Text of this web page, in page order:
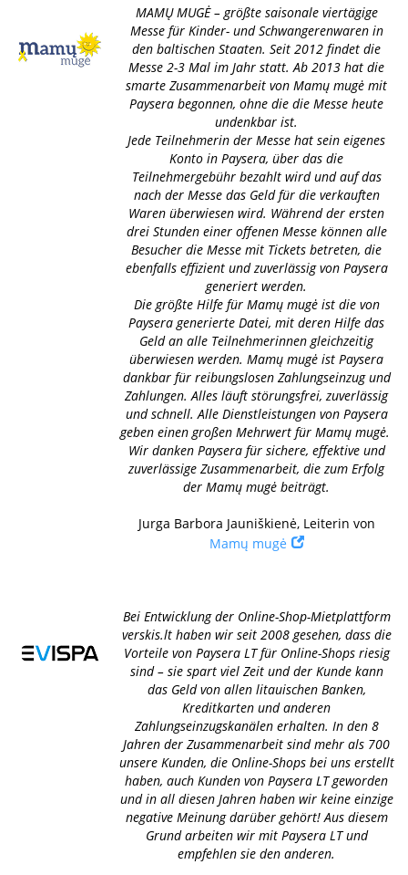
MAMŲ MUGĖ – größte saisonale viertägige
Messe für Kinder- und Schwangerenwaren in
den baltischen Staaten. Seit 2012 findet die
Messe 2-3 Mal im Jahr statt. Ab 2013 hat die
smarte Zusammenarbeit von Mamų mugė mit
Paysera begonnen, ohne die die Messe heute
undenkbar ist.
Jede Teilnehmerin der Messe hat sein eigenes
Konto in Paysera, über das die
Teilnehmergebühr bezahlt wird und auf das
nach der Messe das Geld für die verkauften
Waren überwiesen wird. Während der ersten
drei Stunden einer offenen Messe können alle
Besucher die Messe mit Tickets betreten, die
ebenfalls effizient und zuverlässig von Paysera
generiert werden.
Die größte Hilfe für Mamų mugė ist die von
Paysera generierte Datei, mit deren Hilfe das
Geld an alle Teilnehmerinnen gleichzeitig
überwiesen werden. Mamų mugė ist Paysera
dankbar für reibungslosen Zahlungseinzug und
Zahlungen. Alles läuft störungsfrei, zuverlässig
und schnell. Alle Dienstleistungen von Paysera
geben einen großen Mehrwert für Mamų mugė.
Wir danken Paysera für sichere, effektive und
zuverlässige Zusammenarbeit, die zum Erfolg
der Mamų mugė beiträgt.
Jurga Barbora Jauniškienė, Leiterin von
Mamų mugė
Bei Entwicklung der Online-Shop-Mietplattform
verskis.lt haben wir seit 2008 gesehen, dass die
Vorteile von Paysera LT für Online-Shops riesig
sind – sie spart viel Zeit und der Kunde kann
das Geld von allen litauischen Banken,
Kreditkarten und anderen
Zahlungseinzugskanälen erhalten. In den 8
Jahren der Zusammenarbeit sind mehr als 700
unsere Kunden, die Online-Shops bei uns erstellt
haben, auch Kunden von Paysera LT geworden
und in all diesen Jahren haben wir keine einzige
negative Meinung darüber gehört! Aus diesem
Grund arbeiten wir mit Paysera LT und
empfehlen sie den anderen.